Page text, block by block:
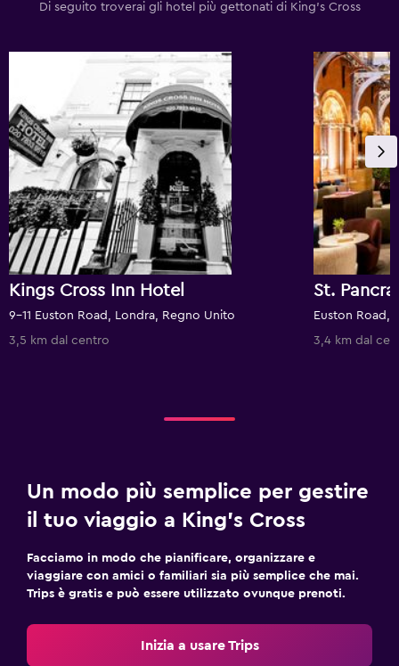
Di seguito troverai gli hotel più gettonati di King's Cross
Kings Cross Inn Hotel
9-11 Euston Road, Londra, Regno Unito
3,5 km dal centro
Euston Road,
3,4 km dal
Un modo più semplice per gestire
il tuo viaggio a King's Cross
Facciamo in modo che pianificare, organizzare e
viaggiare con amici o familiari sia più semplice che mai.
Trips è gratis e può essere utilizzato ovunque prenoti.
Inizia a usare Trips